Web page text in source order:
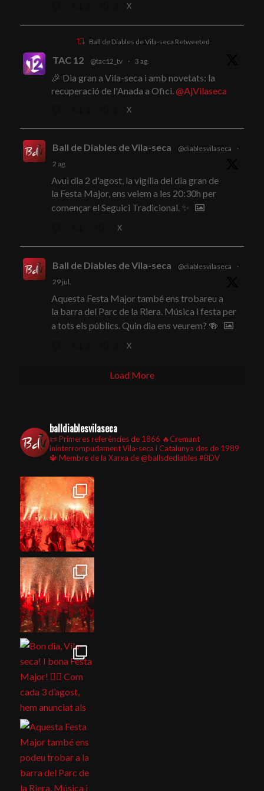
X
Ball de Diables de Vila-seca Retweeted
TAC 12 @tac12_tv · 3 ag.
🎉 Dia gran a Vila-seca i amb novetats: la
recuperació de l'Anada a Ofici.@AjVilaseca
X
Ball de Diables de Vila-seca @diablesvilaseca
·
2 ag.
Avui dia 2 d'agost, la vigília del dia gran de
la Festa Major, ens veiem a les 20:30h per
començar el Seguici Tradicional. ✨
X
Ball de Diables de Vila-seca @diablesvilaseca
·
29 jul.
Aquesta Festa Major també ens trobareu a
la barra del Parc de la Riera. Música i festa per
a tots els públics. Quin dia ens veurem? 🍻
X
Load More
balldiablesvilaseca
📜 Primeres referències de 1866 🔥Cremant
ininterrompudament Vila-seca i Catalunya des de 1989
🔱 Membre de la Xarxa de @ballsdediables#BDV